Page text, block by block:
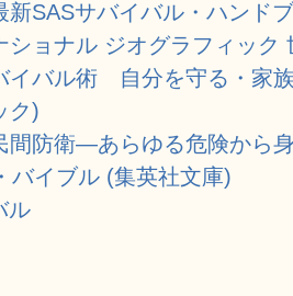
新SASサバイバル・ハンド
ショナル ジオグラフィック
イバル術 自分を守る・家
ク)
間防衛―あらゆる危険から
バイブル (集英社文庫)
ル